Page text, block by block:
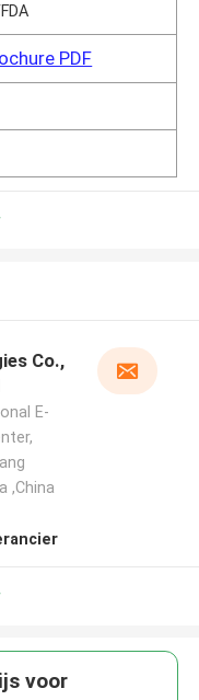
PDF
Co.,
E-
,China
voor